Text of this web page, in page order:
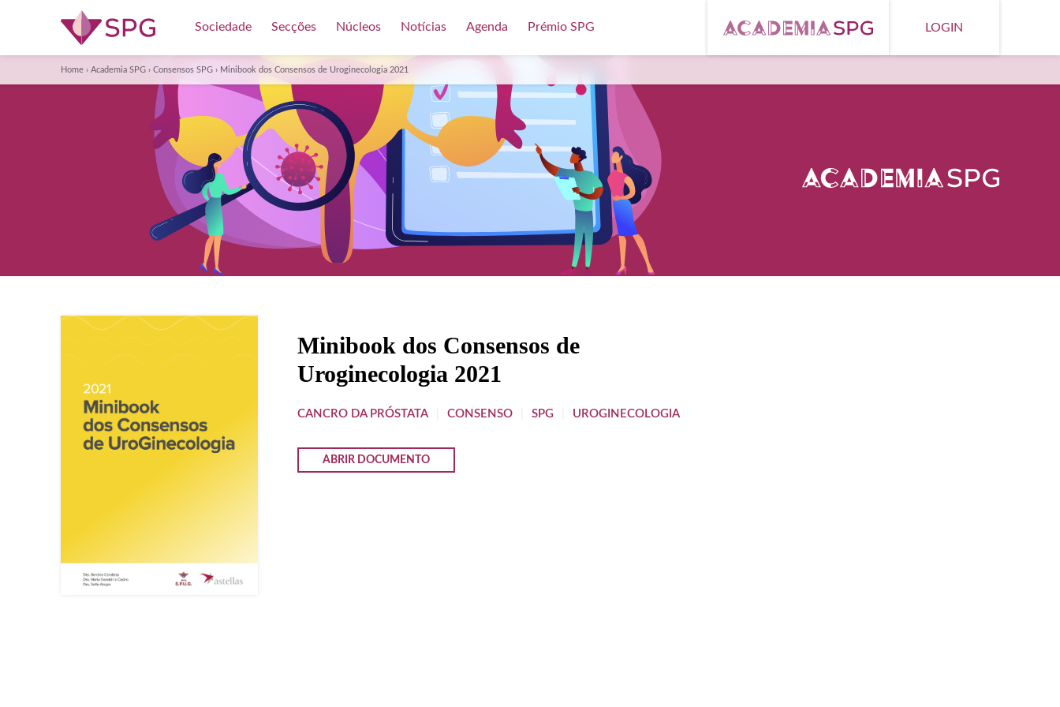
Sociedade Secções Núcleos Notícias Agenda Prémio SPG LOGIN
Home › Academia SPG › Consensos SPG › Minibook dos Consensos de Uroginecologia 2021
Minibook dos Consensos de
Uroginecologia 2021
CANCRO DA PRÓSTATA CONSENSO SPG UROGINECOLOGIA
ABRIR DOCUMENTO